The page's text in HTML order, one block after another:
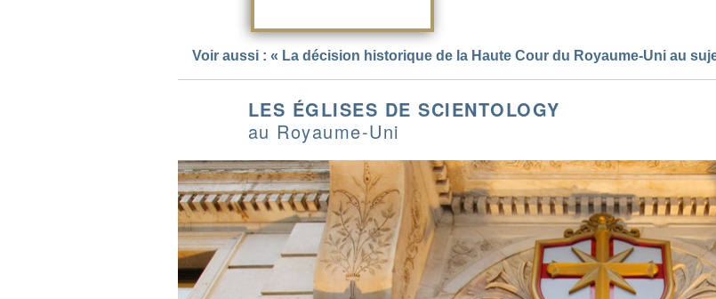
Voir aussi : « La décision historique de la Haute Cour du Royaume-Uni au
LES ÉGLISES DE SCIENTOLOGY
au Royaume-Uni